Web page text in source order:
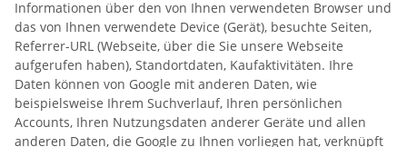
Informationen über den von Ihnen verwendeten Browser und
das von Ihnen verwendete Device (Gerät), besuchte Seiten,
Referrer-URL (Webseite, über die Sie unsere Webseite
aufgerufen haben), Standortdaten, Kaufaktivitäten. Ihre
Daten können von Google mit anderen Daten, wie
beispielsweise Ihrem Suchverlauf, Ihren persönlichen
Accounts, Ihren Nutzungsdaten anderer Geräte und allen
anderen Daten, die Google zu Ihnen vorliegen hat, verknüpft